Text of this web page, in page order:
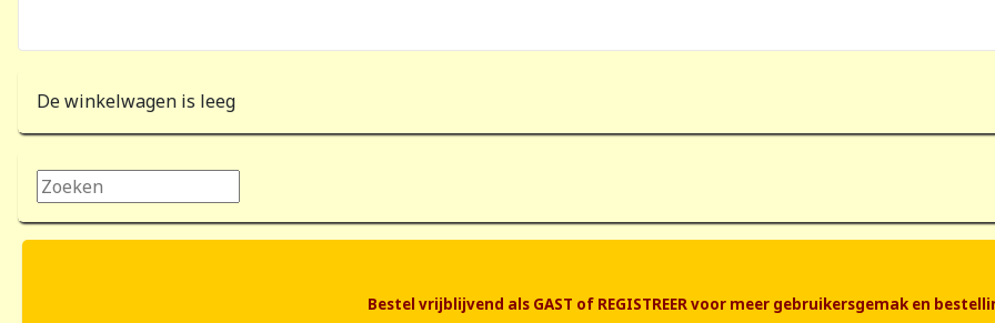
De winkelwagen is leeg
Zoeken...
Bestel vrijblijvend als GAST of REGISTREER voor meer gebruikersgemak en